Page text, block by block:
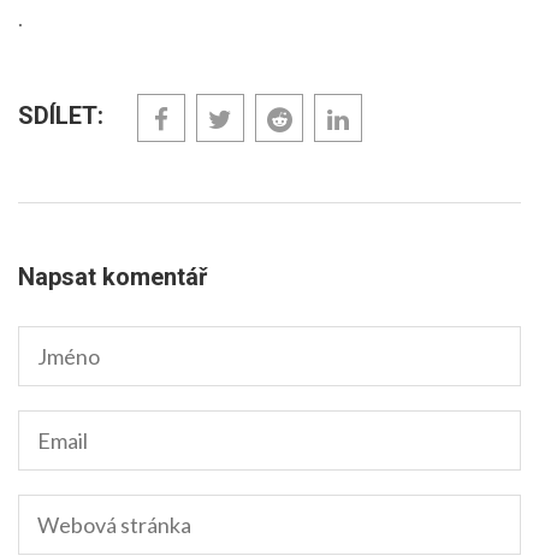
.
SDÍLET:
Napsat komentář